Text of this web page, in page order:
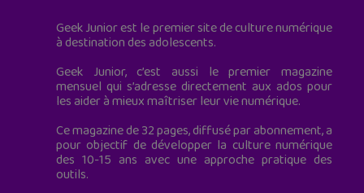
Geek Junior est le premier site de culture numérique
à destination des adolescents.
Geek Junior, c’est aussi le premier magazine
mensuel qui s’adresse directement aux ados pour
les aider à mieux maîtriser leur vie numérique.
Ce magazine de 32 pages, diffusé par abonnement, a
pour objectif de développer la culture numérique
des 10-15 ans avec une approche pratique des
outils.